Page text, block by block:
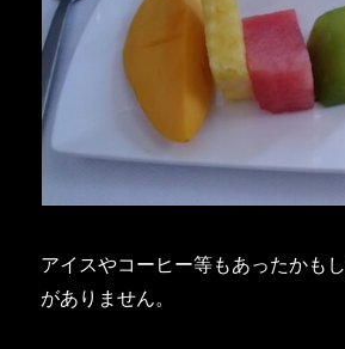
アイスやコーヒー等もあったかも
がありません。